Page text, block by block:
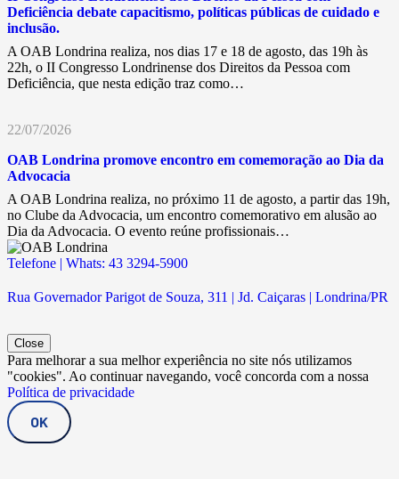
Deficiência debate capacitismo, políticas públicas de cuidado e
inclusão.
A OAB Londrina realiza, nos dias 17 e 18 de agosto, das 19h às
22h, o II Congresso Londrinense dos Direitos da Pessoa com
Deficiência, que nesta edição traz como…
22/07/2026
OAB Londrina promove encontro em comemoração ao Dia da
Advocacia
A OAB Londrina realiza, no próximo 11 de agosto, a partir das 19h,
no Clube da Advocacia, um encontro comemorativo em alusão ao
Dia da Advocacia. O evento reúne profissionais…
Telefone | Whats: 43 3294-5900
Rua Governador Parigot de Souza, 311 | Jd. Caiçaras | Londrina/PR
Close
Para melhorar a sua melhor experiência no site nós utilizamos
"cookies". Ao continuar navegando, você concorda com a nossa
Política de privacidade
OK